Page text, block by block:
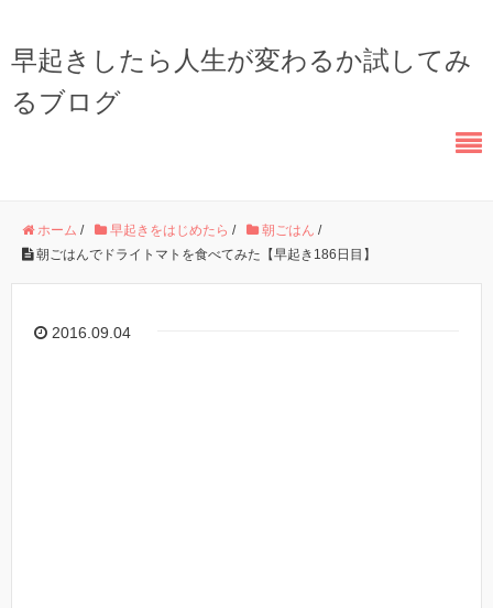
早起きしたら人生が変わるか試してみ
るブログ
ホーム / 早起きをはじめたら / 朝ごはん /
朝ごはんでドライトマトを食べてみた【早起き186日目】
2016.09.04